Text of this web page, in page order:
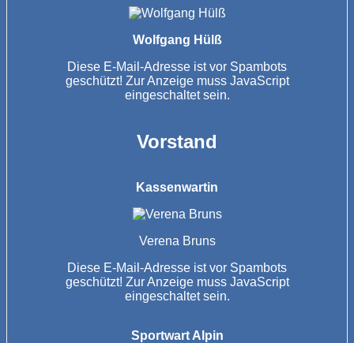
Wolfgang Hülß
Diese E-Mail-Adresse ist vor Spambots
geschützt! Zur Anzeige muss JavaScript
eingeschaltet sein.
Vorstand
Kassenwartin
Verena Bruns
Diese E-Mail-Adresse ist vor Spambots
geschützt! Zur Anzeige muss JavaScript
eingeschaltet sein.
Sportwart Alpin